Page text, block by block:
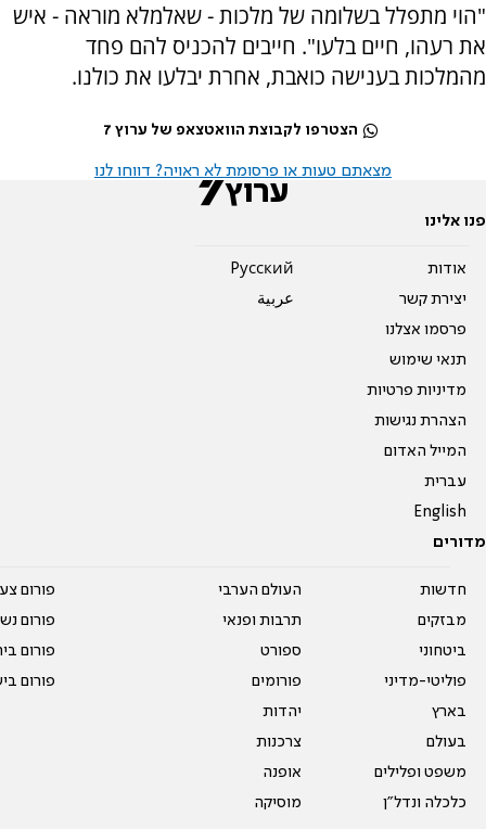
"הוי מתפלל בשלומה של מלכות - שאלמלא מוראה - איש
את רעהו, חיים בלעו". חייבים להכניס להם פחד
מהמלכות בענישה כואבת, אחרת יבלעו את כולנו.
הצטרפו לקבוצת הוואטצאפ של ערוץ 7
מצאתם טעות או פרסומת לא ראויה? דווחו לנו
פנו אלינו
אודות
יצירת קשר
פרסמו אצלנו
תנאי שימוש
מדיניות פרטיות
הצהרת נגישות
המייל האדום
עברית
English
Pусский
عربية
מדורים
חדשות
מבזקים
ביטחוני
פוליטי-מדיני
בארץ
בעולם
משפט ופלילים
כלכלה ונדל"ן
העולם הערבי
תרבות ופנאי
ספורט
פורומים
יהדות
צרכנות
אופנה
מוסיקה
פורום
פורום
פורום
פורום